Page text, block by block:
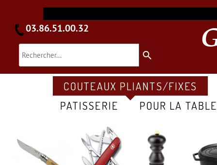
search
COUTEAUX PLIANTS/FIXES
PATISSERIE
POUR LA TABLE
03.86.51.00.32